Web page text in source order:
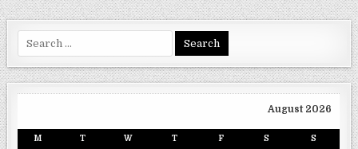
for:
August 2026
M T W T F S S